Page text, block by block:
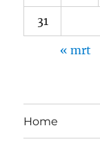
31
« mrt
Home